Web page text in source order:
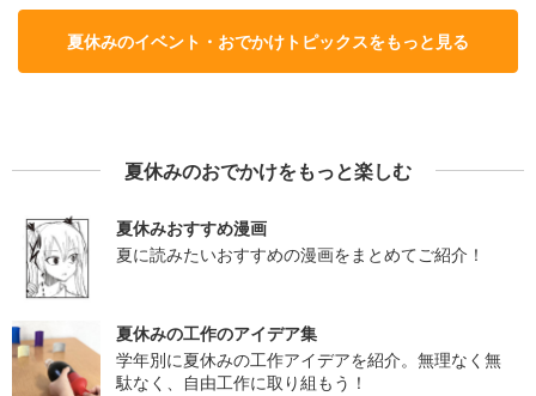
夏休みのイベント・おでかけトピックスをもっと見る
夏休みのおでかけをもっと楽しむ
夏休みおすすめ漫画
夏に読みたいおすすめの漫画をまとめてご紹介！
夏休みの工作のアイデア集
学年別に夏休みの工作アイデアを紹介。無理なく無
駄なく、自由工作に取り組もう！